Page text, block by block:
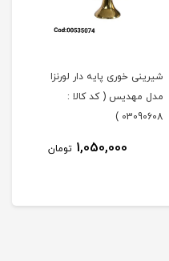
شیرینی خوری پایه دار لورنزا
مدل مهدیس ( کد کالا :
03090608 )
1,050,000 تومان